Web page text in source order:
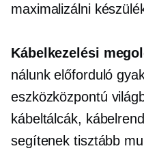
maximalizálni
Kábelkezelési
nálunk előforduló
eszközközpontú
kábeltálcák,
segítenek tisztább